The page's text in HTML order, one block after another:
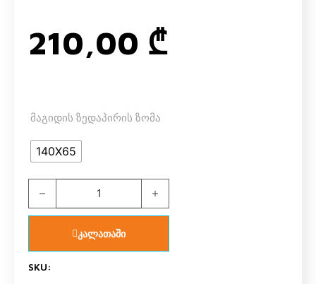
210,00 ₾
მაგიდის ზედაპირის ზომა
140X65
ზედაპირი მერქან ბურბუშელა 8921 FERRARA PR
კალათაში
SKU: